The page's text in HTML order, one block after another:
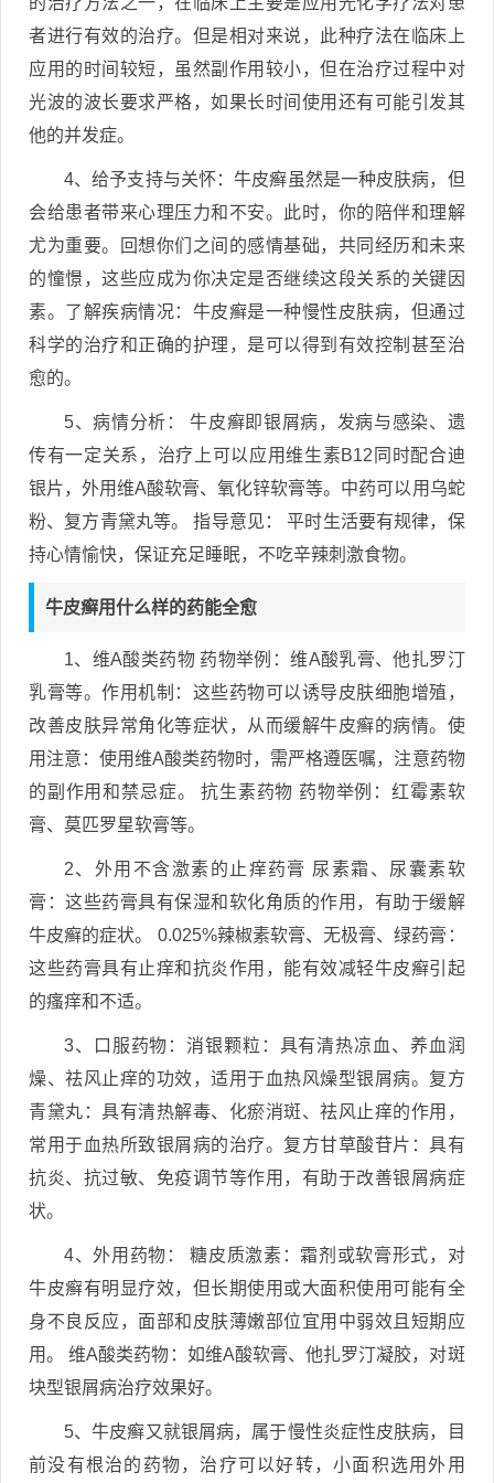
者进行有效的治疗。但是相对来说，此种疗法在临床上
应用的时间较短，虽然副作用较小，但在治疗过程中对
光波的波长要求严格，如果长时间使用还有可能引发其
他的并发症。
4、给予支持与关怀：牛皮癣虽然是一种皮肤病，但
会给患者带来心理压力和不安。此时，你的陪伴和理解
尤为重要。回想你们之间的感情基础，共同经历和未来
的憧憬，这些应成为你决定是否继续这段关系的关键因
素。了解疾病情况：牛皮癣是一种慢性皮肤病，但通过
科学的治疗和正确的护理，是可以得到有效控制甚至治
愈的。
5、病情分析： 牛皮癣即银屑病，发病与感染、遗
传有一定关系，治疗上可以应用维生素B12同时配合迪
银片，外用维A酸软膏、氧化锌软膏等。中药可以用乌蛇
粉、复方青黛丸等。 指导意见： 平时生活要有规律，保
持心情愉快，保证充足睡眠，不吃辛辣刺激食物。
牛皮癣用什么样的药能全愈
1、维A酸类药物 药物举例：维A酸乳膏、他扎罗汀
乳膏等。作用机制：这些药物可以诱导皮肤细胞增殖，
改善皮肤异常角化等症状，从而缓解牛皮癣的病情。使
用注意：使用维A酸类药物时，需严格遵医嘱，注意药物
的副作用和禁忌症。 抗生素药物 药物举例：红霉素软
膏、莫匹罗星软膏等。
2、外用不含激素的止痒药膏 尿素霜、尿囊素软
膏：这些药膏具有保湿和软化角质的作用，有助于缓解
牛皮癣的症状。 0.025%辣椒素软膏、无极膏、绿药膏：
这些药膏具有止痒和抗炎作用，能有效减轻牛皮癣引起
的瘙痒和不适。
3、口服药物：消银颗粒：具有清热凉血、养血润
燥、祛风止痒的功效，适用于血热风燥型银屑病。复方
青黛丸：具有清热解毒、化瘀消斑、祛风止痒的作用，
常用于血热所致银屑病的治疗。复方甘草酸苷片：具有
抗炎、抗过敏、免疫调节等作用，有助于改善银屑病症
状。
4、外用药物： 糖皮质激素：霜剂或软膏形式，对
牛皮癣有明显疗效，但长期使用或大面积使用可能有全
身不良反应，面部和皮肤薄嫩部位宜用中弱效且短期应
用。 维A酸类药物：如维A酸软膏、他扎罗汀凝胶，对斑
块型银屑病治疗效果好。
5、牛皮癣又就银屑病，属于慢性炎症性皮肤病，目
前没有根治的药物，治疗可以好转，小面积选用外用